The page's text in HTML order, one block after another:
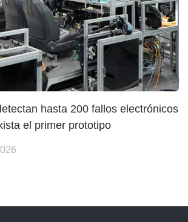
hasta 200 fallos electrónicos
el primer prototipo